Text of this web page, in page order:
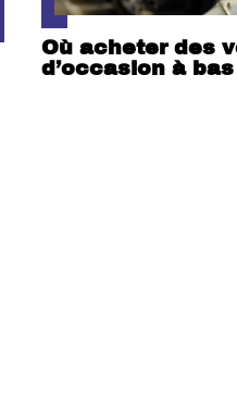
Où acheter des
d’occasion à